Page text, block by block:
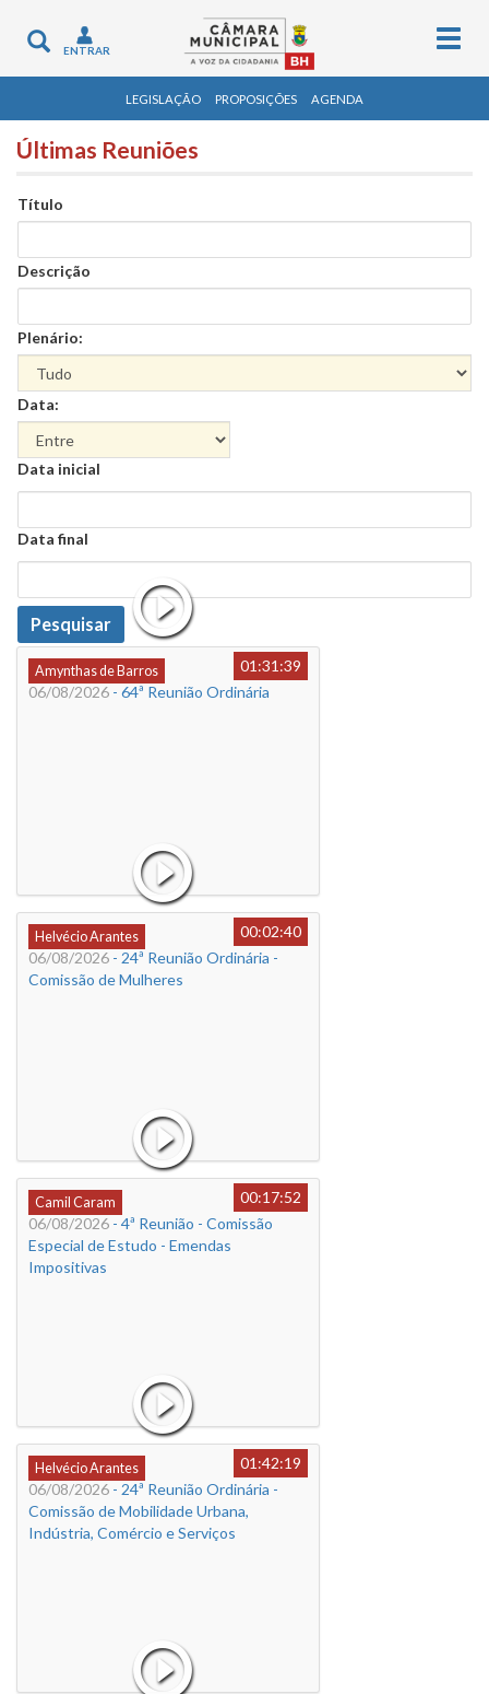
Toggle
navigation
ENTRAR
LEGISLAÇÃO PROPOSIÇÕES AGENDA
Últimas Reuniões
Título
Descrição
Plenário:
Data:
Data
Data inicial
Data
Data final
Data
Pesquisar
Amynthas de Barros
01:31:39
06/08/2026 - 64ª Reunião Ordinária
Helvécio Arantes
00:02:40
06/08/2026 - 24ª Reunião Ordinária -
Comissão de Mulheres
Camil Caram
00:17:52
06/08/2026 - 4ª Reunião - Comissão
Especial de Estudo - Emendas
Impositivas
Helvécio Arantes
01:42:19
06/08/2026 - 24ª Reunião Ordinária -
Comissão de Mobilidade Urbana,
Indústria, Comércio e Serviços